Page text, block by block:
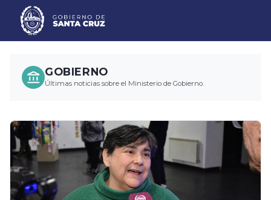
GOBIERNO
Últimas noticias sobre el Ministerio de Gobierno.